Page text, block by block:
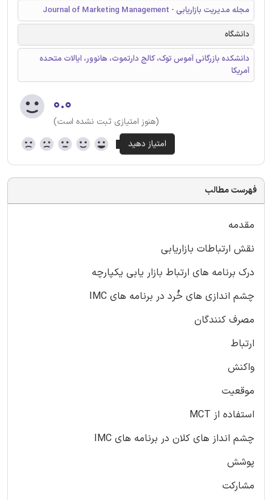
مجله مدیریت بازاریابی - Journal of Marketing Management
دانشگاه
دانشکده بازرگانی آموس توک، کالج دارتموث، هانوور، ایالات متحده
آمریکا
۰.۰
(هنوز امتیازی ثبت نشده است)
فهرست مطالب
مقدمه
نقش ارتباطات بازاریابی
درک برنامه های ارتباط بازار یابی یکپارچه
چشم اندازی های خُرد در برنامه های IMC
مصرف کنندگان
ارتباط
واکنش
موقعیت
استفاده از MCT
چشم انداز های کلان در برنامه های IMC
پوشش
مشارکت